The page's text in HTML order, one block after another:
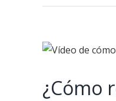
View
Image
¿Cómo